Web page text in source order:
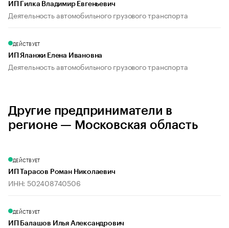
ИП Гилка Владимир Евгеньевич
Деятельность автомобильного грузового транспорта
ДЕЙСТВУЕТ
ИП Яланжи Елена Ивановна
Деятельность автомобильного грузового транспорта
Другие предприниматели в
регионе — Московская область
ДЕЙСТВУЕТ
ИП Тарасов Роман Николаевич
ИНН: 502408740506
ДЕЙСТВУЕТ
ИП Балашов Илья Александрович